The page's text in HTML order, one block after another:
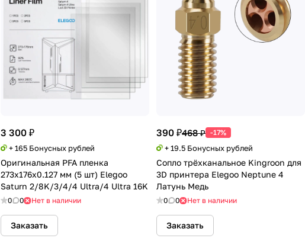
3 300 ₽
+ 165 Бонусных рублей
Оригинальная PFA пленка
273x176x0.127 мм (5 шт) Elegoo
Saturn 2/8K/3/4/4 Ultra/4 Ultra 16K
0 0 Нет в наличии
Заказать
390 ₽468 ₽ -17%
+ 19.5 Бонусных рублей
Сопло трёхканальное Kingroon для
3D принтера Elegoo Neptune 4
Латунь Медь
0 0 Нет в наличии
Заказать